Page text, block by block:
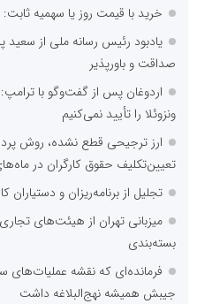
خرید با قیمت روز یا سهمیه
یادبود رئیس رسانه ملی از سعید
صداقت و باورپذیر
اردوغان پس از گفت‌وگو با
ونزوئلا را تأیید نمی‌کنیم
ارز ترجیحی قطع نشده، روش
تعیین‌تکلیف حقوق کارگران در
تجلیل از برنامه‌ریزان و دستیاران
بسته‌بندی
فرمانده‌ای که نقشه عملیات‌های
جیبش همیشه نهج‌البلاغه داشت